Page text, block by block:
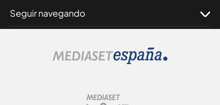
Seguir navegando